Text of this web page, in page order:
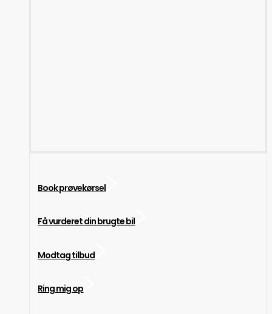
Book prøvekørsel
Få vurderet din brugte bil
Modtag tilbud
Ring mig op